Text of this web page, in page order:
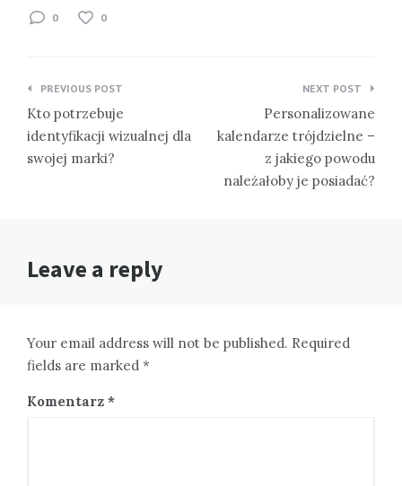
0 0
Nawigacja
wpisu
PREVIOUS POST
Kto potrzebuje
identyfikacji wizualnej dla
swojej marki?
NEXT POST
Personalizowane
kalendarze trójdzielne –
z jakiego powodu
należałoby je posiadać?
Leave a reply
Your email address will not be published. Required
fields are marked *
Komentarz *